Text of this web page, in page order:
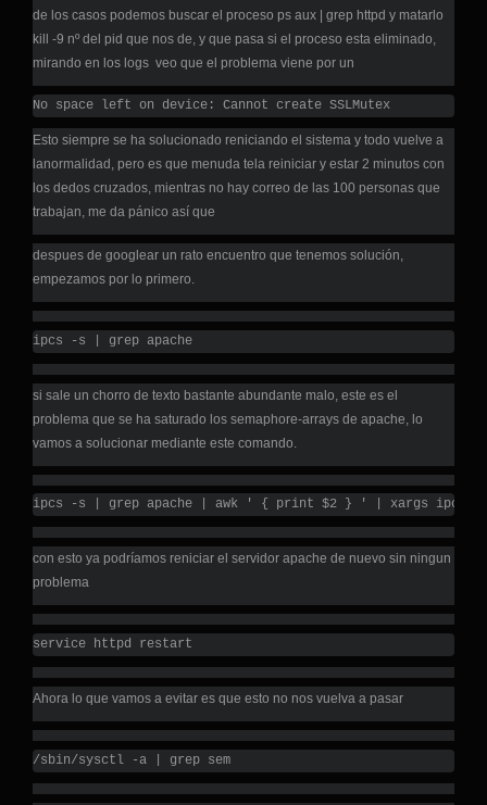
de los casos podemos buscar el proceso ps aux | grep httpd y matarlo
kill -9 nº del pid que nos de, y que pasa si el proceso esta eliminado,
mirando en los logs veo que el problema viene por un
No space left on device: Cannot create SSLMutex
Esto siempre se ha solucionado reniciando el sistema y todo vuelve a
lanormalidad, pero es que menuda tela reiniciar y estar 2 minutos con
los dedos cruzados, mientras no hay correo de las 100 personas que
trabajan, me da pánico así que
despues de googlear un rato encuentro que tenemos solución,
empezamos por lo primero.
ipcs -s | grep apache
si sale un chorro de texto bastante abundante malo, este es el
problema que se ha saturado los semaphore-arrays de apache, lo
vamos a solucionar mediante este comando.
ipcs -s | grep apache | awk ' { print $2 } ' | xargs ipcrm
con esto ya podríamos reniciar el servidor apache de nuevo sin ningun
problema
service httpd restart
Ahora lo que vamos a evitar es que esto no nos vuelva a pasar
/sbin/sysctl -a | grep sem